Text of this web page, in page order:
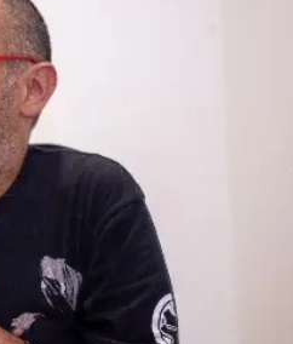
pessoas e trabalho escravo